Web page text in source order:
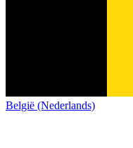
België (Nederlands)